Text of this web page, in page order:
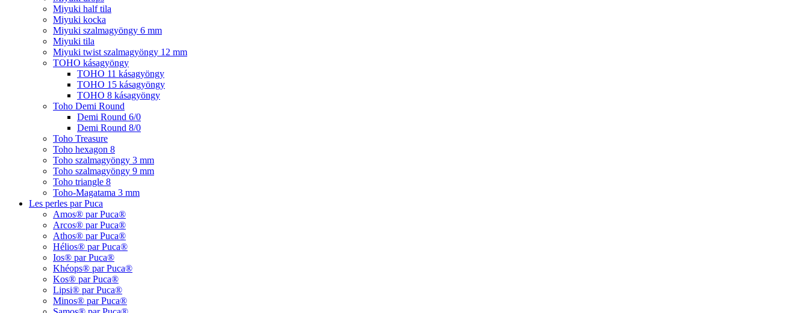
Miyuki half tila
Miyuki kocka
Miyuki szalmagyöngy 6 mm
Miyuki tila
Miyuki twist szalmagyöngy 12 mm
TOHO kásagyöngy
TOHO 11 kásagyöngy
TOHO 15 kásagyöngy
TOHO 8 kásagyöngy
Toho Demi Round
Demi Round 6/0
Demi Round 8/0
Toho Treasure
Toho hexagon 8
Toho szalmagyöngy 3 mm
Toho szalmagyöngy 9 mm
Toho triangle 8
Toho-Magatama 3 mm
Les perles par Puca
Amos® par Puca®
Arcos® par Puca®
Athos® par Puca®
Hélios® par Puca®
Ios® par Puca®
Khéops® par Puca®
Kos® par Puca®
Lipsi® par Puca®
Minos® par Puca®